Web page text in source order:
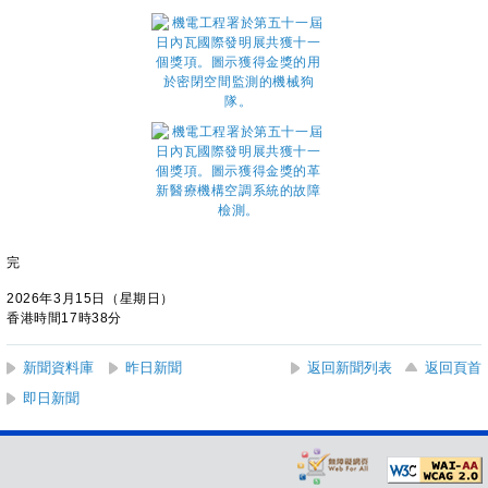
完
2026年3月15日（星期日）
香港時間17時38分
新聞資料庫 昨日新聞 返回新聞列表
返回頁首
即日新聞